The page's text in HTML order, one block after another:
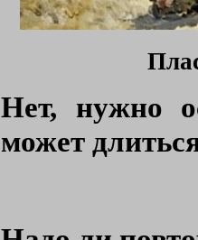
Нет, нужно
может